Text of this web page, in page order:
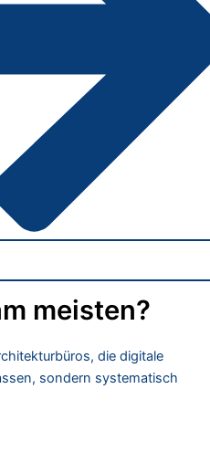
meisten?
die digitale
sondern systematisch